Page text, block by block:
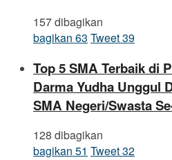
157 dibagikan
bagikan 63 Tweet39
Top 5 SMA Terbaik di
Darma Yudha Unggul
SMA Negeri/Swasta
128 dibagikan
bagikan 51 Tweet32